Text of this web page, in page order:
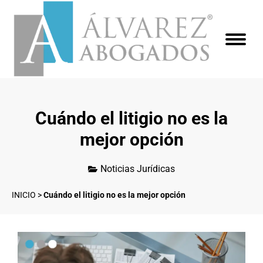
Cuándo el litigio no es la
mejor opción
Noticias Jurídicas
INICIO >Cuándo el litigio no es la mejor opción